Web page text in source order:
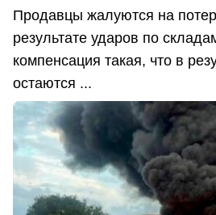
Продавцы жалуются на
результате ударов по
компенсация такая, что в
остаются ...